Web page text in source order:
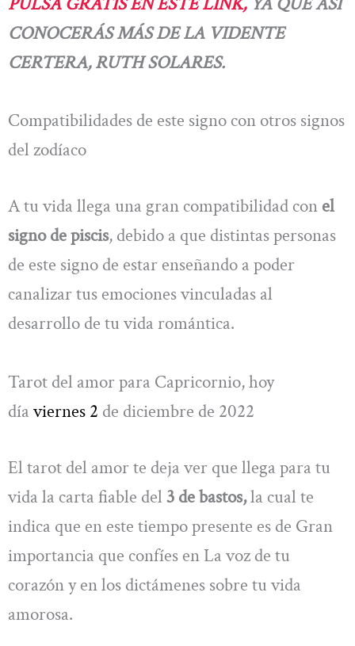
CONOCERÁS MÁS DE LA VIDENTE
CERTERA, RUTH SOLARES.
Compatibilidades de este signo con otros signos
del zodíaco
A tu vida llega una gran compatibilidad con el
signo de piscis, debido a que distintas personas
de este signo de estar enseñando a poder
canalizar tus emociones vinculadas al
desarrollo de tu vida romántica.
Tarot del amor para Capricornio, hoy
día viernes 2 de diciembre de 2022
El tarot del amor te deja ver que llega para tu
vida la carta fiable del 3 de bastos,la cual te
indica que en este tiempo presente es de Gran
importancia que confíes en La voz de tu
corazón y en los dictámenes sobre tu vida
amorosa.